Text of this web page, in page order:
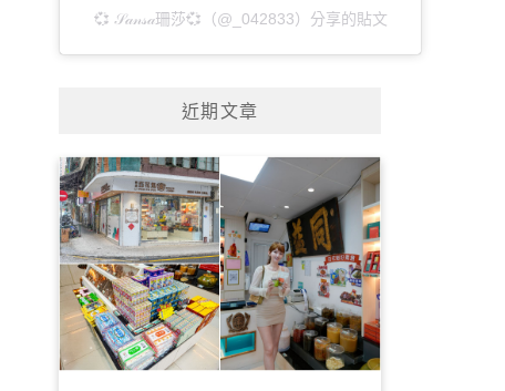
💞 𝒮𝒶𝓃𝓈𝒶珊莎💞（@_042833）分享的貼文
近期文章